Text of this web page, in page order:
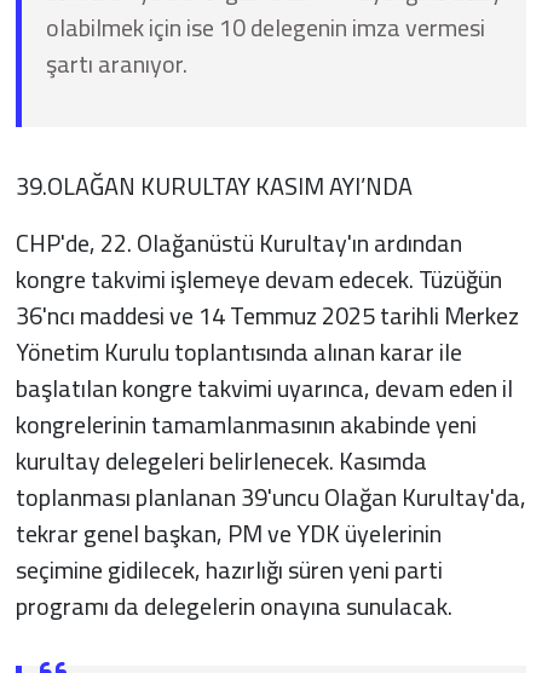
olabilmek için ise 10 delegenin imza vermesi
şartı aranıyor.
39.OLAĞAN KURULTAY KASIM AYI’NDA
CHP'de, 22. Olağanüstü Kurultay'ın ardından
kongre takvimi işlemeye devam edecek. Tüzüğün
36'ncı maddesi ve 14 Temmuz 2025 tarihli Merkez
Yönetim Kurulu toplantısında alınan karar ile
başlatılan kongre takvimi uyarınca, devam eden il
kongrelerinin tamamlanmasının akabinde yeni
kurultay delegeleri belirlenecek. Kasımda
toplanması planlanan 39'uncu Olağan Kurultay'da,
tekrar genel başkan, PM ve YDK üyelerinin
seçimine gidilecek, hazırlığı süren yeni parti
programı da delegelerin onayına sunulacak.